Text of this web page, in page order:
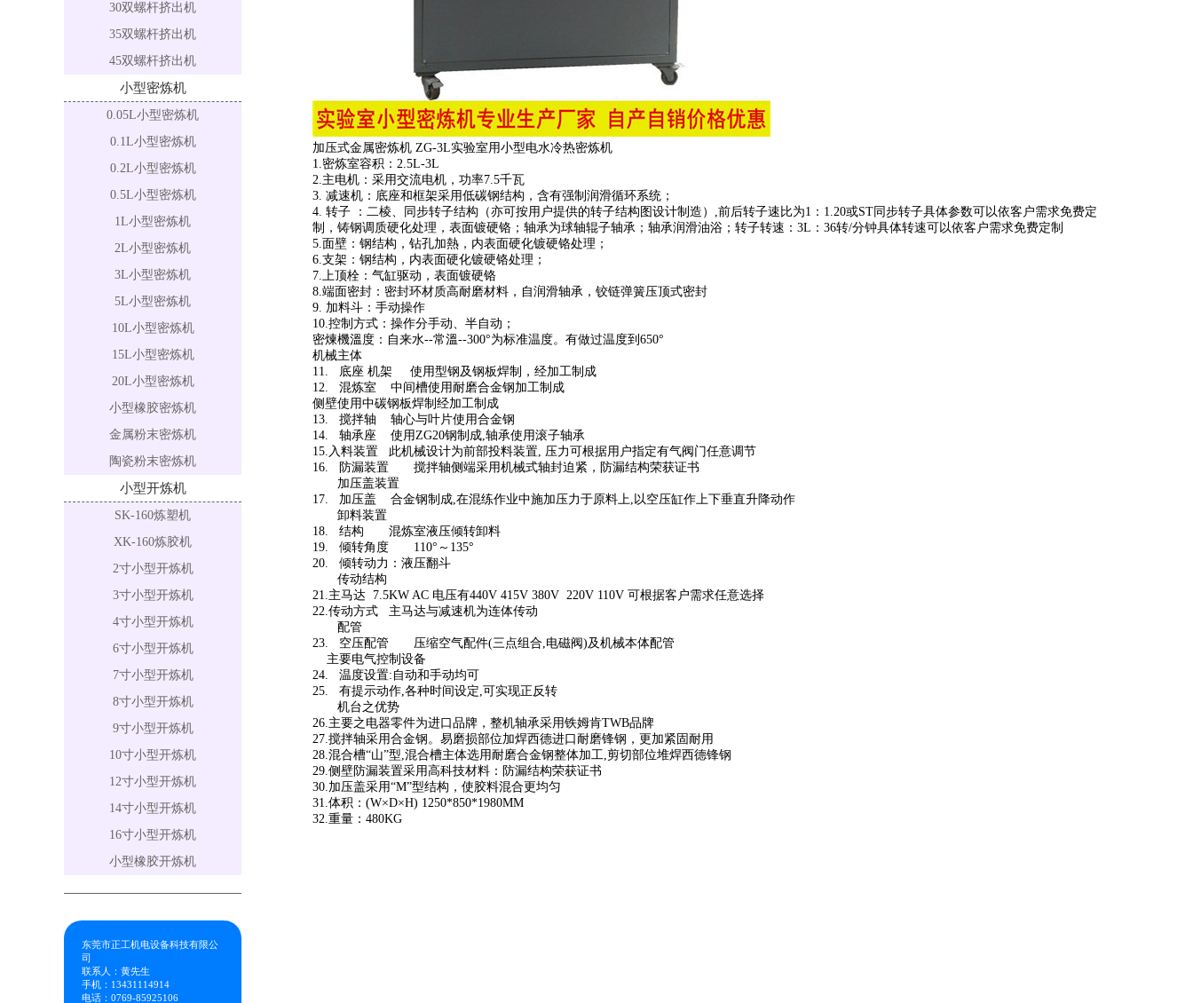
30双螺杆挤出机
35双螺杆挤出机
45双螺杆挤出机
小型密炼机
0.05L小型密炼机
0.1L小型密炼机
0.2L小型密炼机
0.5L小型密炼机
1L小型密炼机
2L小型密炼机
3L小型密炼机
5L小型密炼机
10L小型密炼机
15L小型密炼机
20L小型密炼机
小型橡胶密炼机
金属粉末密炼机
陶瓷粉末密炼机
小型开炼机
SK-160炼塑机
XK-160炼胶机
2寸小型开炼机
3寸小型开炼机
4寸小型开炼机
6寸小型开炼机
7寸小型开炼机
8寸小型开炼机
9寸小型开炼机
10寸小型开炼机
12寸小型开炼机
14寸小型开炼机
16寸小型开炼机
小型橡胶开炼机
东莞市正工机电设备科技有限公
司
联系人：黄先生
手机：13431114914
电话：0769-85925106
加压式金属密炼机 ZG-3L实验室用小型电水冷热密炼机
1.密炼室容积：2.5L-3L
2.主电机：采用交流电机，功率7.5千瓦
3. 减速机：底座和框架采用低碳钢结构，含有强制润滑循环系统；
4. 转子 ：二棱、同步转子结构（亦可按用户提供的转子结构图设计制造）,前后转子速比为1：1.20或ST同步转子具体参数可以依客户需求免费定
制，铸钢调质硬化处理，表面镀硬铬；轴承为球轴辊子轴承；轴承润滑油浴；转子转速：3L：36转/分钟具体转速可以依客户需求免费定制
5.面壁：钢结构，钻孔加熱，内表面硬化镀硬铬处理；
6.支架：钢结构，内表面硬化镀硬铬处理；
7.上顶栓：气缸驱动，表面镀硬铬
8.端面密封：密封环材质高耐磨材料，自润滑轴承，铰链弹簧压顶式密封
9. 加料斗：手动操作
10.控制方式：操作分手动、半自动；
密煉機溫度：自来水--常溫--300°为标准温度。有做过温度到650°
机械主体
11. 底座 机架 使用型钢及钢板焊制，经加工制成
12. 混炼室 中间槽使用耐磨合金钢加工制成
侧壁使用中碳钢板焊制经加工制成
13. 搅拌轴 轴心与叶片使用合金钢
14. 轴承座 使用ZG20钢制成,轴承使用滚子轴承
15.入料装置 此机械设计为前部投料装置, 压力可根据用户指定有气阀门任意调节
16. 防漏装置 搅拌轴侧端采用机械式轴封迫紧，防漏结构荣获证书
加压盖装置
17. 加压盖 合金钢制成,在混练作业中施加压力于原料上,以空压缸作上下垂直升降动作
卸料装置
18. 结构 混炼室液压倾转卸料
19. 倾转角度 110°～135°
20. 倾转动力：液压翻斗
传动结构
21.主马达 7.5KW AC 电压有440V 415V 380V 220V 110V 可根据客户需求任意选择
22.传动方式 主马达与减速机为连体传动
配管
23. 空压配管 压缩空气配件(三点组合,电磁阀)及机械本体配管
主要电气控制设备
24. 温度设置:自动和手动均可
25. 有提示动作,各种时间设定,可实现正反转
机台之优势
26.主要之电器零件为进口品牌，整机轴承采用铁姆肯TWB品牌
27.搅拌轴采用合金钢。易磨损部位加焊西德进口耐磨锋钢，更加紧固耐用
28.混合槽“山”型,混合槽主体选用耐磨合金钢整体加工,剪切部位堆焊西德锋钢
29.侧壁防漏装置采用高科技材料：防漏结构荣获证书
30.加压盖采用“M”型结构，使胶料混合更均匀
31.体积：(W×D×H) 1250*850*1980MM
32.重量：480KG